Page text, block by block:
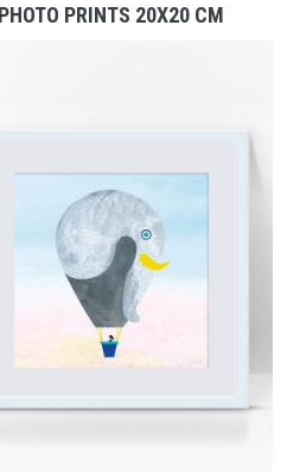
PRINTS 20X20 CM